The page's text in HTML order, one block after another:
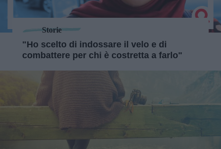
Storie
"Ho scelto di indossare il velo e di
combattere per chi è costretta a farlo"